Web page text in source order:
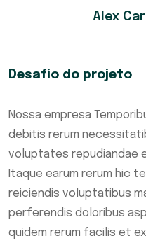
Alex
Desafio do projeto
Nossa empresa
debitis rerum
voluptates repudiandae
Itaque earum rerum hic
reiciendis voluptatibus
perferendis doloribus
quidem rerum facilis et